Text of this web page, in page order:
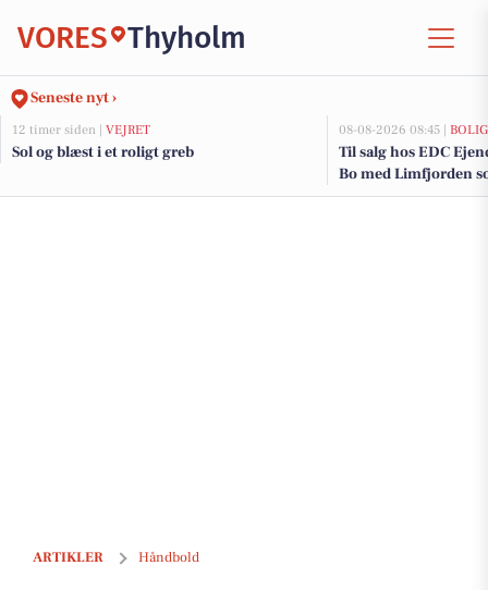
VORES Thyholm
Seneste nyt ›
12 timer siden | VEJRET
Sol og blæst i et roligt greb
08-08-2026 08:45 |
Til salg hos EDC
Bo med Limfjorden
ARTIKLER Håndbold
Dansk Håndbold Forbund indgår samarbejde med VORES Mediehus